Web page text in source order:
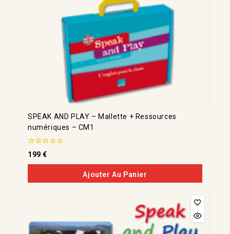
SPEAK AND PLAY – Mallette + Ressources
numériques – CM1
0
de
5
199€
Ajouter Au Panier